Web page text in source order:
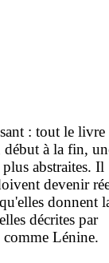
: tout le
début à la fin,
abstraites. Il
devenir
donnent
décrites par
Lénine.